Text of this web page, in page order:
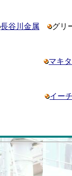
長谷川金属 グリ
マキ
イー